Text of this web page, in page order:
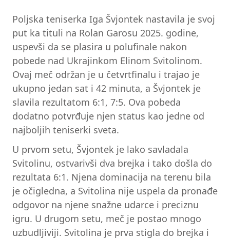
Poljska teniserka Iga Švjontek nastavila je svoj
put ka tituli na Rolan Garosu 2025. godine,
uspevši da se plasira u polufinale nakon
pobede nad Ukrajinkom Elinom Svitolinom.
Ovaj meč održan je u četvrtfinalu i trajao je
ukupno jedan sat i 42 minuta, a Švjontek je
slavila rezultatom 6:1, 7:5. Ova pobeda
dodatno potvrđuje njen status kao jedne od
najboljih teniserki sveta.
U prvom setu, Švjontek je lako savladala
Svitolinu, ostvarivši dva brejka i tako došla do
rezultata 6:1. Njena dominacija na terenu bila
je očigledna, a Svitolina nije uspela da pronađe
odgovor na njene snažne udarce i preciznu
igru. U drugom setu, meč je postao mnogo
uzbudljiviji. Svitolina je prva stigla do brejka i